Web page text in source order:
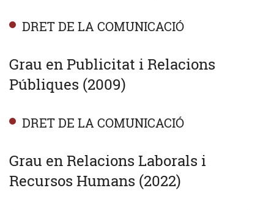
DRET DE LA COMUNICACIÓ
Grau en Publicitat i Relacions
Públiques (2009)
DRET DE LA COMUNICACIÓ
Grau en Relacions Laborals i
Recursos Humans (2022)